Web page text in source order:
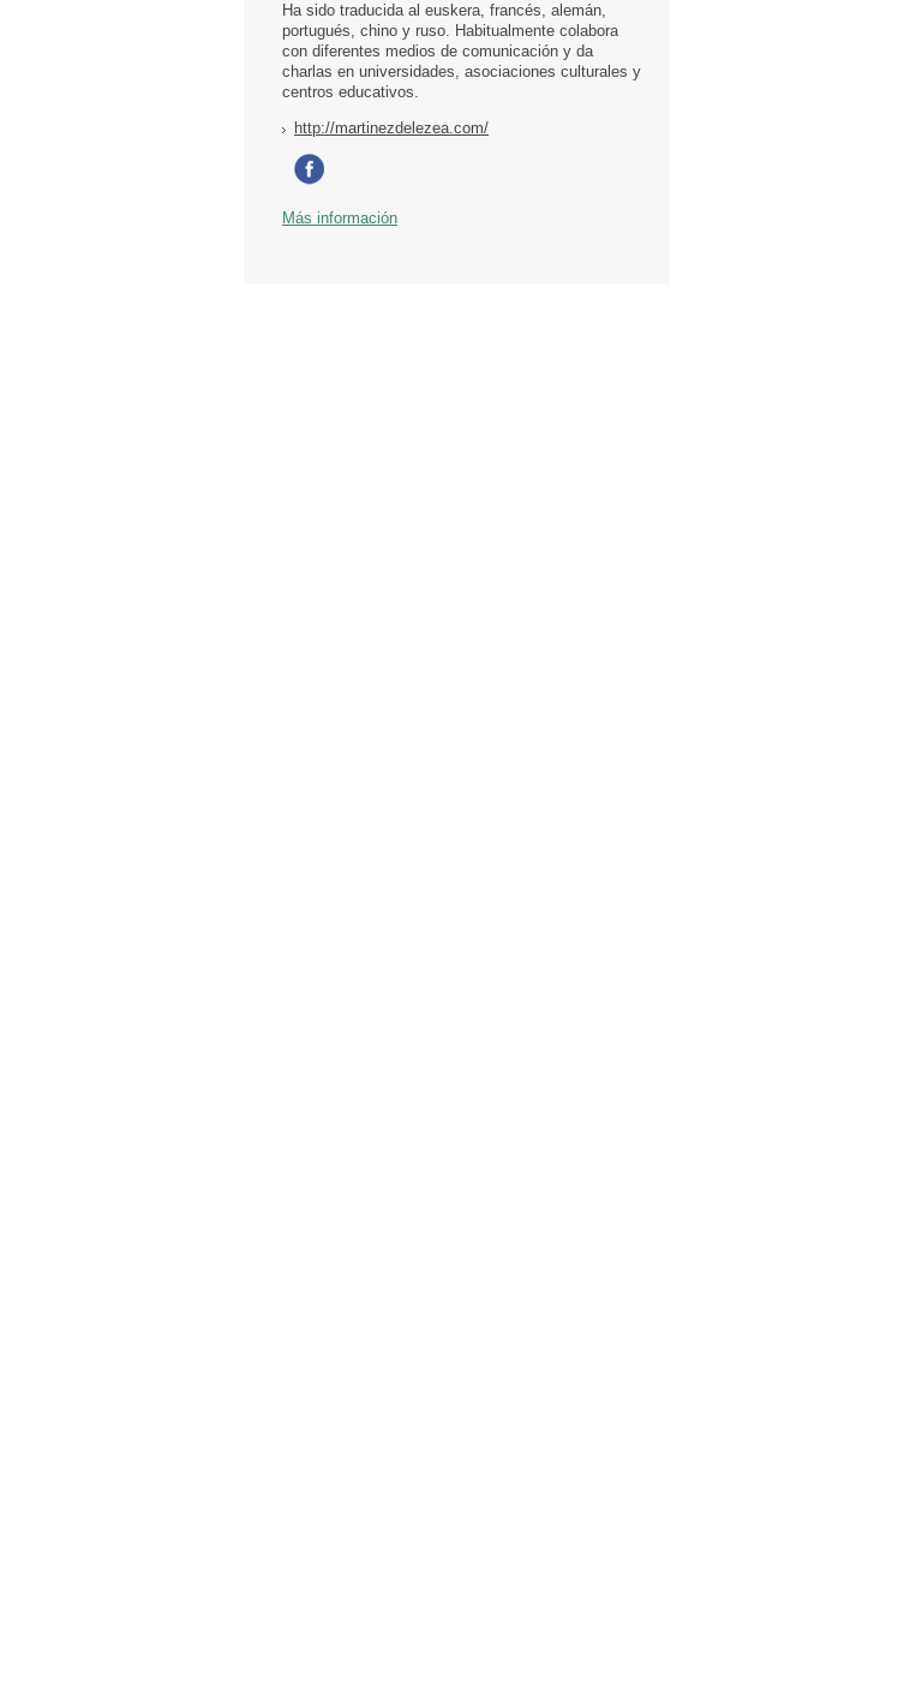
Ha sido traducida al euskera, francés, alemán,
portugués, chino y ruso. Habitualmente colabora
con diferentes medios de comunicación y da
charlas en universidades, asociaciones culturales y
centros educativos.
http://martinezdelezea.com/
Más información